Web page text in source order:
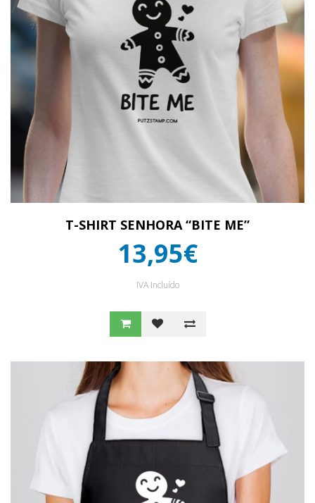
T-SHIRT SENHORA “BITE ME”
13,95€
IVA Incluído